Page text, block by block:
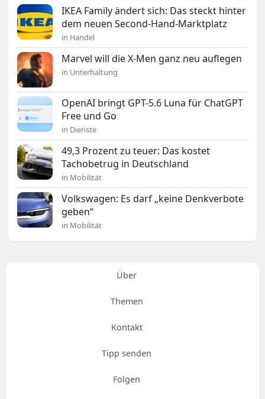
IKEA Family ändert sich: Das steckt hinter
dem neuen Second-Hand-Marktplatz
in Handel
Marvel will die X-Men ganz neu auflegen
in Unterhaltung
OpenAI bringt GPT-5.6 Luna für ChatGPT
Free und Go
in Dienste
49,3 Prozent zu teuer: Das kostet
Tachobetrug in Deutschland
in Mobilität
Volkswagen: Es darf „keine Denkverbote
geben“
in Mobilität
Über
Themen
Kontakt
Tipp senden
Folgen